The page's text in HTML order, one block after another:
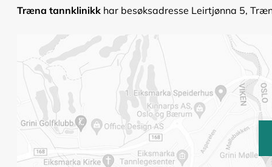
Træna tannklinikk har besøksadresse Leirtjønna 5,